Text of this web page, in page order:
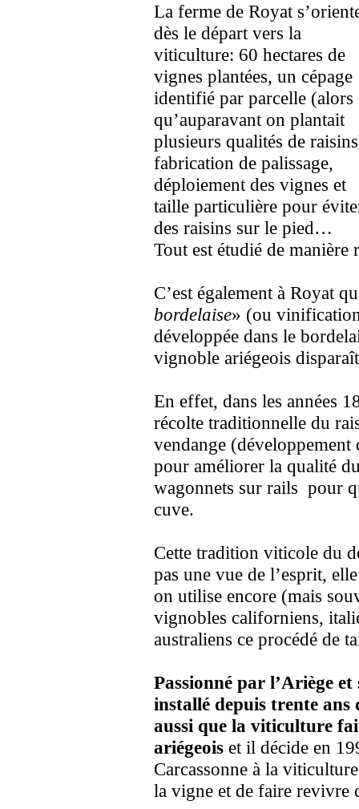
La ferme de Royat
dès le départ vers la
viticulture: 60 hectares de
vignes plantées, un cépage
identifié par parcelle (alors
qu’auparavant on plantait
plusieurs qualités de
fabrication de palissage,
déploiement des vignes et
taille particulière pour
des raisins sur le pied…
Tout est étudié de manière
C’est également à Royat
bordelaise» (ou
développée dans le
vignoble ariégeois
En effet, dans les années
récolte traditionnelle du
vendange (développement
pour améliorer la qualité
wagonnets sur rails pour
cuve.
Cette tradition viticole du
pas une vue de l’esprit,
on utilise encore (mais
vignobles californiens,
australiens ce procédé de
Passionné par l’Ariège
installé depuis trente ans
aussi que la viticulture
ariégeois et il décide en
Carcassonne à la
la vigne et de faire revivre